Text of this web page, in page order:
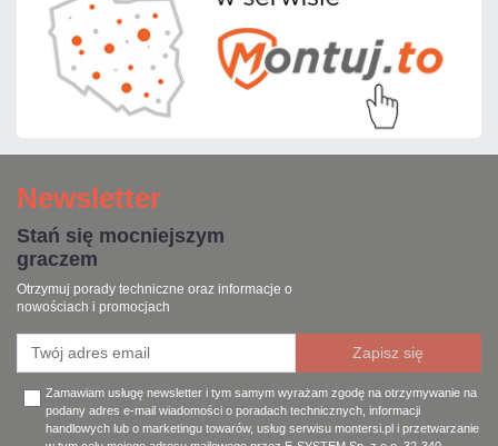
Newsletter
Stań się mocniejszym
graczem
Otrzymuj porady techniczne oraz informacje o
nowościach i promocjach
Zamawiam usługę newsletter i tym samym wyrażam zgodę na otrzymywanie na
podany adres e-mail wiadomości o poradach technicznych, informacji
handlowych lub o marketingu towarów, usług serwisu montersi.pl i przetwarzanie